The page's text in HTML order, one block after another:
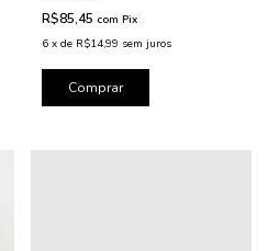
R$85,45 com Pix
6 x de R$14,99 sem juros
Comprar